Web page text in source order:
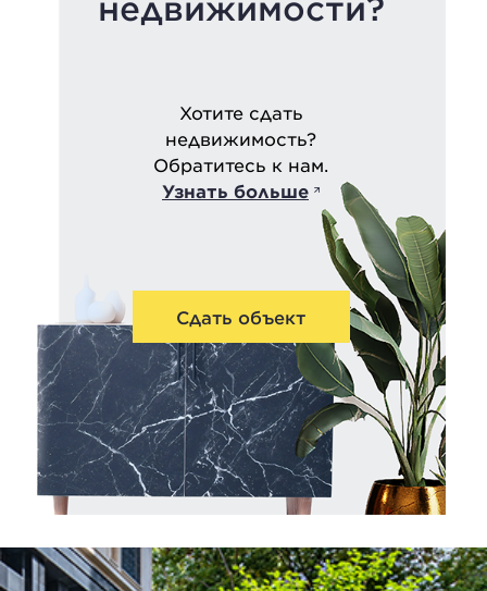
недвижимости?
Хотите сдать
недвижимость?
Обратитесь к нам.
Узнать больше
Сдать объект